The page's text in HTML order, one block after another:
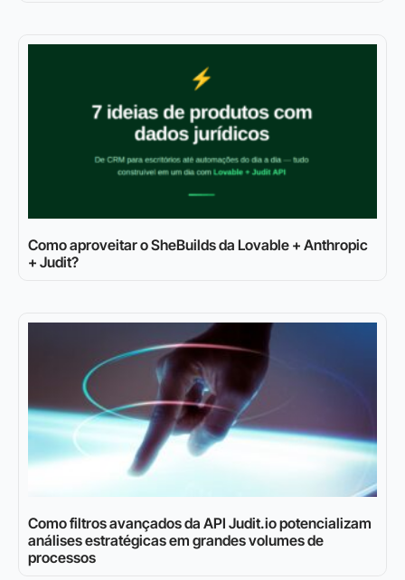
Como aproveitar o SheBuilds da Lovable + Anthropic
+ Judit?
Como filtros avançados da API Judit.io potencializam
análises estratégicas em grandes volumes de
processos